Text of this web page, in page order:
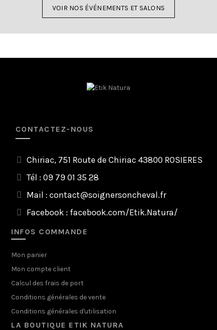
VOIR NOS ÉVÉNEMENTS ET SALONS
CONTACTEZ-NOUS
Chiriac, 751 Route de Chiriac 43800 ROSIERES
Tél : 09 79 01 35 28
Mail : contact@soignersoncheval.fr
Facebook : facebook.com/Etik.Natura/
INFOS COMMANDE
Mon panier
Mon compte client
Calcul des frais de port
Conditions générales de vente
Conditions générales d'utilisation
LA BOUTIQUE ETIK NATURA